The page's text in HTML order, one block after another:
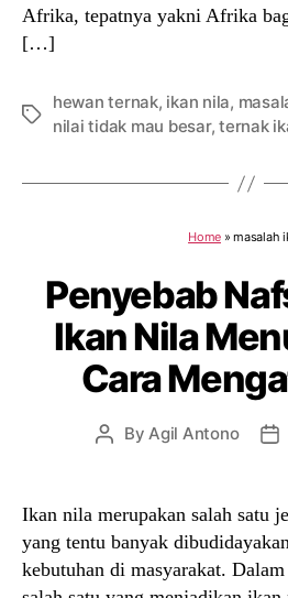
Afrika, tepatnya yakni Afrika
[…]
Tags
hewan ternak, ikan nila,
nilai tidak mau besar,ternak
Home»masalah
Penyebab
Ikan Nila
Cara
PostByAgil Antono
Ikan nila merupakan salah satu
yang tentu banyak
kebutuhan di masyarakat.